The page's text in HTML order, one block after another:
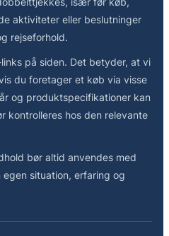
aktiviteter eller beslutninger
rejseforhold.
på siden. Det betyder, at vi
du foretager et køb via visse
og produktspecifikationer kan
kontrolleres hos den relevante
bør altid anvendes med
situation, erfaring og